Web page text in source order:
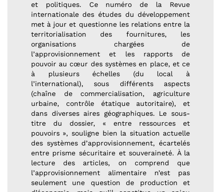
et politiques. Ce numéro de la Revue
internationale des études du développement
met à jour et questionne les relations entre la
territorialisation des fournitures, les
organisations chargées de
l’approvisionnement et les rapports de
pouvoir au cœur des systèmes en place, et ce
à plusieurs échelles (du local à
l’international), sous différents aspects
(chaîne de commercialisation, agriculture
urbaine, contrôle étatique autoritaire), et
dans diverses aires géographiques. Le sous-
titre du dossier, « entre ressources et
pouvoirs », souligne bien la situation actuelle
des systèmes d’approvisionnement, écartelés
entre prisme sécuritaire et souveraineté. À la
lecture des articles, on comprend que
l’approvisionnement alimentaire n’est pas
seulement une question de production et